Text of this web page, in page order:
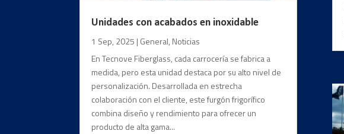
Unidades con acabados en inoxidable
1 Sep, 2025 | General, Noticias
En Tecnove Fiberglass, cada carrocería se fabrica a
medida, pero esta unidad destaca por su alto nivel de
personalización. Desarrollada en estrecha
colaboración con el cliente, este furgón frigorífico
combina diseño y rendimiento para ofrecer un
producto de alta gama...